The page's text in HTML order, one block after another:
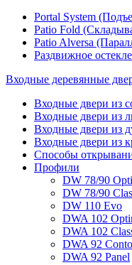
Portal System
Patio Fold
Patio Alversa
Раздвижное
Входные деревянные
Входные двери из
Входные двери из
Входные двери из
Входные двери из
Способы
Профили
DW 78/90
DW 78/90
DW 110 Evo
DWA 102
DWA 102
DWA 92
DWA 92 Panel